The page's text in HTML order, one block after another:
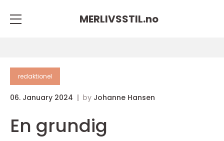
MERLIVSSTIL.no
redaktionel
06. January 2024 by Johanne Hansen
En grundig